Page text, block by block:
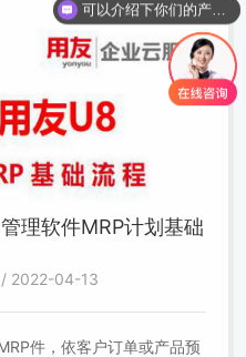
理软件MRP计划基础
/ 2022-04-13
件，依客户订单或产品预
可以介绍下你们的产品么？